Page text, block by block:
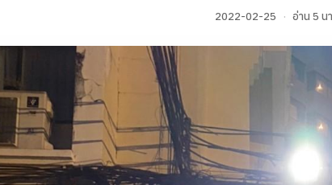
2022-02-25 · อ่าน 5 น